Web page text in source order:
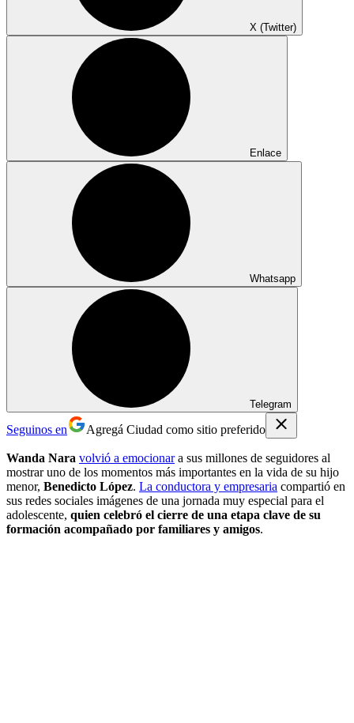
X (Twitter)
Enlace
Whatsapp
Telegram
Seguinos en Agregá Ciudad como sitio preferido
Wanda Nara volvió a emocionara sus millones de seguidores al
mostrar uno de los momentos más importantes en la vida de su hijo
menor, Benedicto López. La conductora y empresaria compartió en
sus redes sociales imágenes de una jornada muy especial para el
adolescente, quien celebró el cierre de una etapa clave de su
formación acompañado por familiares y amigos.